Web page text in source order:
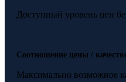
Доступный уровень цен
Соотношение цены /
Максимально возможное